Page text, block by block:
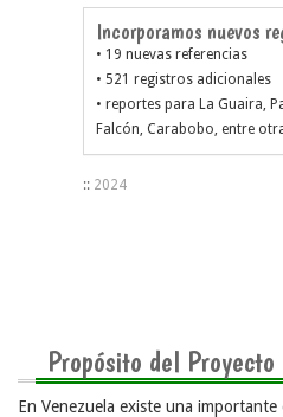
Incorporamos nuevos
• 19 nuevas referencias
• 521 registros adicionales
• reportes para La Guaira,
Falcón, Carabobo, entre
:: 2024
Propósito del
En Venezuela existe una